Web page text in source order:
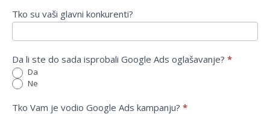
Tko su vaši glavni konkurenti?
Da li ste do sada isprobali Google Ads oglašavanje? *
Da
Ne
Tko Vam je vodio Google Ads kampanju? *